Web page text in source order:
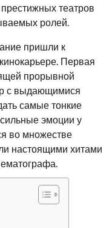
театров
ролей.
пришли к
Первая
прорывной
с выдающимися
самые тонкие
эмоции у
во множестве
настоящими хитами